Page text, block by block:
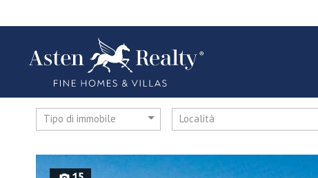
Tipo di immobile Località